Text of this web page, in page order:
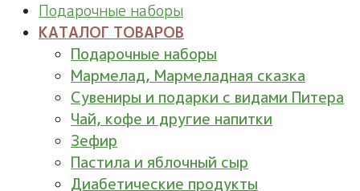
Подарочные наборы
КАТАЛОГ ТОВАРОВ
Подарочные наборы
Мармелад, Мармеладная сказка
Сувениры и подарки с видами Питера
Чай, кофе и другие напитки
Зефир
Пастила и яблочный сыр
Диабетические продукты